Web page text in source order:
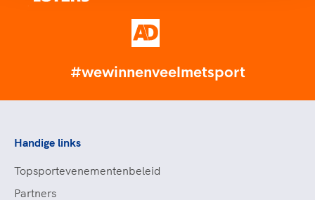
#wewinnenveelmetsport
Handige links
Topsportevenementenbeleid
Partners